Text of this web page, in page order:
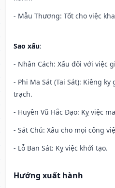
- Mẫu Thương: Tốt cho việc
Sao xấu:
- Nhân Cách: Xấu đối với việc
- Phi Ma Sát (Tai Sát): Kiêng
trạch.
- Huyền Vũ Hắc Đạo: Kỵ việc
- Sát Chủ: Xấu cho mọi công
- Lỗ Ban Sát: Kỵ việc khởi tạo.
Hướng xuất hành